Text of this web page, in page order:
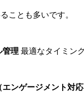
ことも多いです。
理 最適なタイミン
ンゲージメント対応